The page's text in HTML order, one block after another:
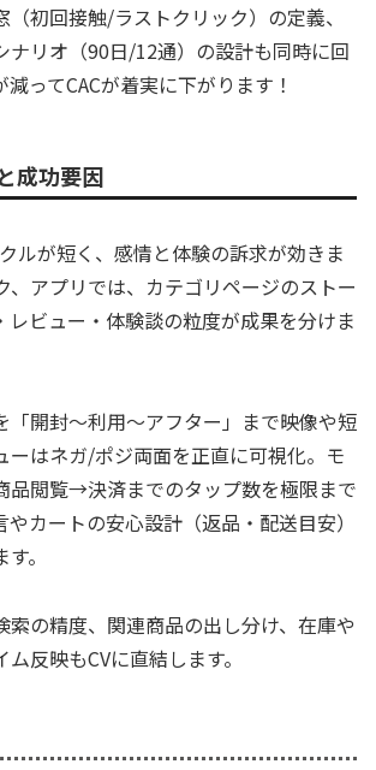
（初回接触/ラストクリック）の定義、
ナリオ（90日/12通）の設計も同時に回
ってCACが着実に下がります！
成功要因
ルが短く、感情と体験の訴求が効きま
、アプリでは、カテゴリページのストー
レビュー・体験談の粒度が成果を分けま
「開封〜利用〜アフター」まで映像や短
ーはネガ/ポジ両面を正直に可視化。モ
閲覧→決済までのタップ数を極限まで
カートの安心設計（返品・配送目安）
。
索の精度、関連商品の出し分け、在庫や
反映もCVに直結します。